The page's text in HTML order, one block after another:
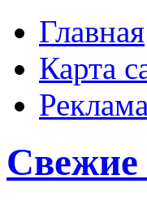
Главная
Карта
Реклама
Свежие